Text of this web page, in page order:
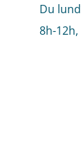
Du
8h-